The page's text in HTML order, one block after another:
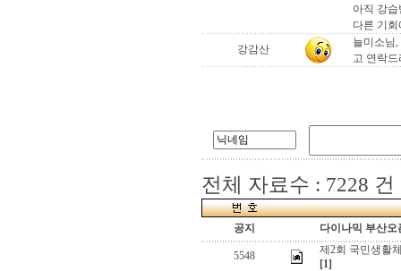
아직 강
다른 기
강감산
늘미소님
고 연락드
전체 자료수 : 7228 건
공지 다이나믹 부산오
5548
제2회 국민생활
[1]